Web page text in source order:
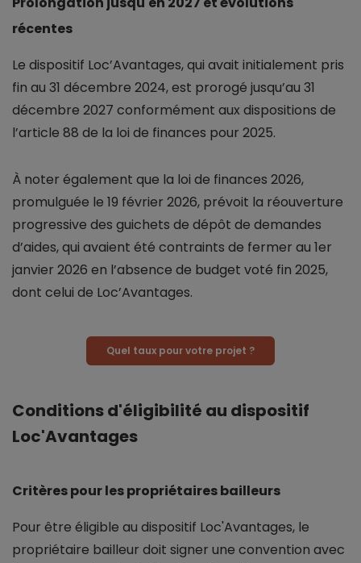
récentes
Le dispositif Loc’Avantages, qui avait initialement pris
fin au 31 décembre 2024, est prorogé jusqu’au 31
décembre 2027 conformément aux dispositions de
l’article 88 de la loi de finances pour 2025.
À noter également que la loi de finances 2026,
promulguée le 19 février 2026, prévoit la réouverture
progressive des guichets de dépôt de demandes
d’aides, qui avaient été contraints de fermer au 1er
janvier 2026 en l’absence de budget voté fin 2025,
dont celui de Loc’Avantages.
Quel taux pour votre projet ?
Conditions d'éligibilité au dispositif
Loc'Avantages
Critères pour les propriétaires bailleurs
Pour être éligible au dispositif Loc'Avantages, le
propriétaire bailleur doit signer une convention avec